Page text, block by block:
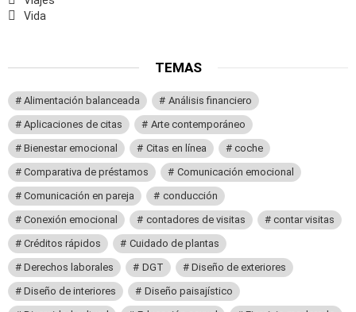
Vida
TEMAS
Alimentación balanceada
Análisis financiero
Aplicaciones de citas
Arte contemporáneo
Bienestar emocional
Citas en línea
coche
Comparativa de préstamos
Comunicación emocional
Comunicación en pareja
conducción
Conexión emocional
contadores de visitas
contar visitas
Créditos rápidos
Cuidado de plantas
Derechos laborales
DGT
Diseño de exteriores
Diseño de interiores
Diseño paisajístico